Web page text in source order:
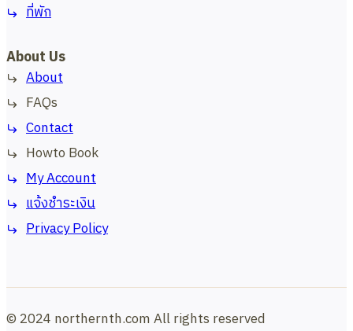
ที่พัก
About Us
About
FAQs
Contact
Howto Book
My Account
แจ้งชำระเงิน
Privacy Policy
© 2024 northernth.com All rights reserved